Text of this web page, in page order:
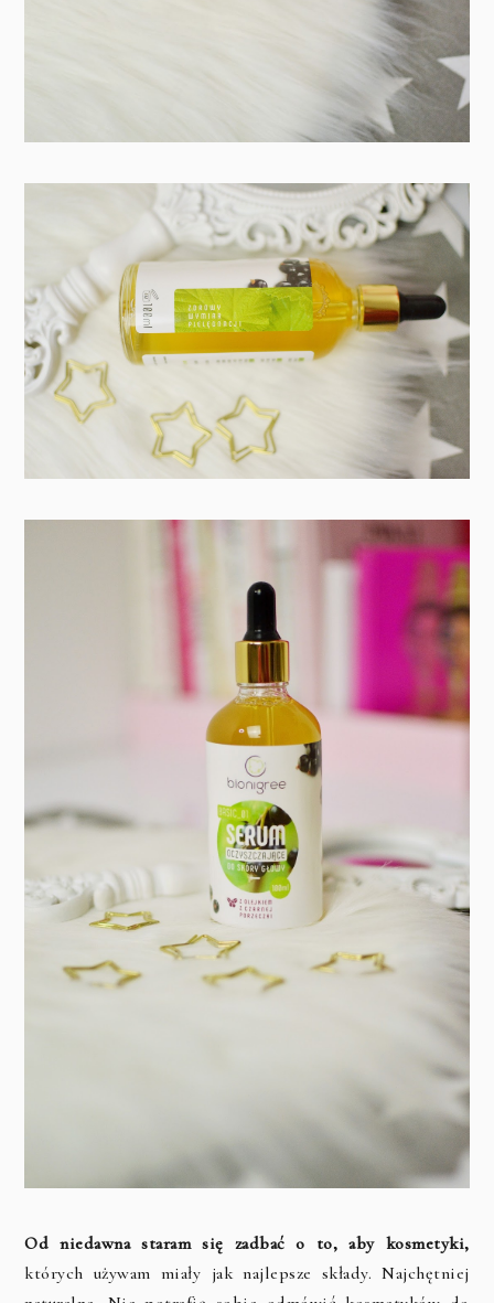
Od niedawna staram się zadbać o to, aby kosmetyki,
których używam miały jak najlepsze składy. Najchętniej